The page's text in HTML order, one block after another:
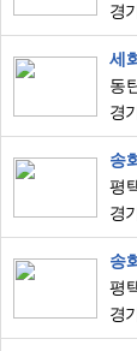
경
세
경
송
경
송
경